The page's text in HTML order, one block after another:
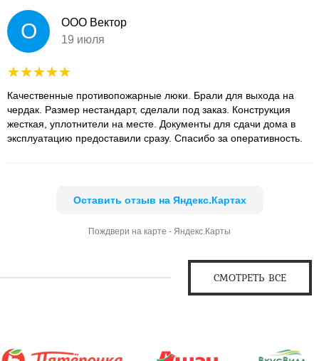
О
ООО Вектор
19 июля
Качественные противопожарные люки. Брали для выхода на
чердак. Размер нестандарт, сделали под заказ. Конструкция
жесткая, уплотнители на месте. Документы для сдачи дома в
эксплуатацию предоставили сразу. Спасибо за оперативность.
Оставить отзыв на Яндекс.Картах
Пождвери на карте - Яндекс.Карты
СМОТРЕТЬ ВСЕ